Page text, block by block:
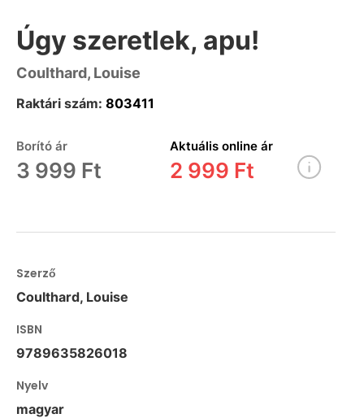
Úgy szeretlek, apu!
Coulthard, Louise
Raktári szám: 803411
Borító ár
3 999 Ft
Aktuális online ár
2 999 Ft
Szerző
Coulthard, Louise
ISBN
9789635826018
Nyelv
magyar